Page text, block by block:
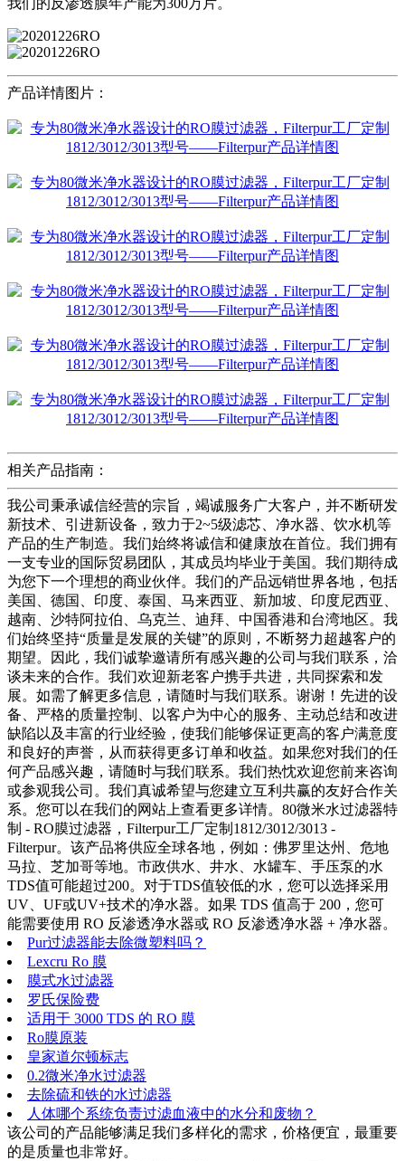
产品详情图片：
相关产品指南：
我公司秉承诚信经营的宗旨，竭诚服务广大客户，并不断研发
新技术、引进新设备，致力于2~5级滤芯、净水器、饮水机等
产品的生产制造。我们始终将诚信和健康放在首位。我们拥有
一支专业的国际贸易团队，其成员均毕业于美国。我们期待成
为您下一个理想的商业伙伴。我们的产品远销世界各地，包括
美国、德国、印度、泰国、马来西亚、新加坡、印度尼西亚、
越南、沙特阿拉伯、乌克兰、迪拜、中国香港和台湾地区。我
们始终坚持“质量是发展的关键”的原则，不断努力超越客户的
期望。因此，我们诚挚邀请所有感兴趣的公司与我们联系，洽
谈未来的合作。我们欢迎新老客户携手共进，共同探索和发
展。如需了解更多信息，请随时与我们联系。谢谢！先进的设
备、严格的质量控制、以客户为中心的服务、主动总结和改进
缺陷以及丰富的行业经验，使我们能够保证更高的客户满意度
和良好的声誉，从而获得更多订单和收益。如果您对我们的任
何产品感兴趣，请随时与我们联系。我们热忱欢迎您前来咨询
或参观我公司。我们真诚希望与您建立互利共赢的友好合作关
系。您可以在我们的网站上查看更多详情。80微米水过滤器特
制 - RO膜过滤器，Filterpur工厂定制1812/3012/3013 -
Filterpur。该产品将供应全球各地，例如：佛罗里达州、危地
马拉、芝加哥等地。市政供水、井水、水罐车、手压泵的水
TDS值可能超过200。对于TDS值较低的水，您可以选择采用
UV、UF或UV+技术的净水器。如果 TDS 值高于 200，您可
能需要使用 RO 反渗透净水器或 RO 反渗透净水器 + 净水器。
Pur过滤器能去除微塑料吗？
Lexcru Ro 膜
膜式水过滤器
罗氏保险费
适用于 3000 TDS 的 RO 膜
Ro膜原装
皇家道尔顿标志
0.2微米净水过滤器
去除硫和铁的水过滤器
人体哪个系统负责过滤血液中的水分和废物？
该公司的产品能够满足我们多样化的需求，价格便宜，最重要
的是质量也非常好。